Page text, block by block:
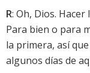
R: Oh, Dios.
Para bien o para
la primera, así
algunos días de